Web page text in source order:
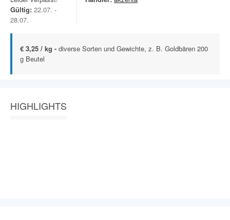
Gültig: 22.07. -
28.07.
€ 3,25 / kg - diverse Sorten und Gewichte, z. B. Goldbären 200
g Beutel
HIGHLIGHTS